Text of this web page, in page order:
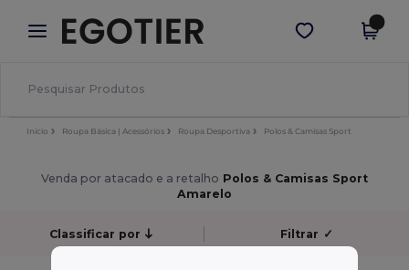
× App Egotier
Melhores preços na app!
Obter app
Início Roupa Básica | Acessórios Roupa Desportiva Polos & Camisas Sport
Venda por atacado e a retalho Polos & Camisas Sport
Amarelo
Classificar por Filtrar ✓